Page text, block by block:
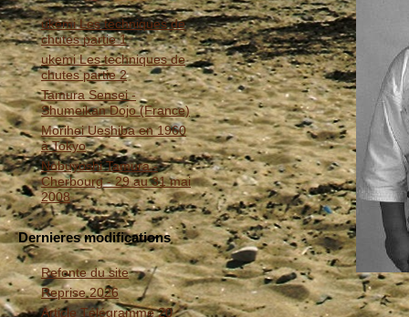
ukemi Les techniques de
chutes partie 1
ukemi Les techniques de
chutes partie 2
Tamura Sensei -
Shumeikan Dojo (France)
Morihei Ueshiba en 1960
à Tokyo
Nobuyoshi Tamura -
Cherbourg - 29 au 31 mai
2008
Dernieres modifications
Refonte du site
Reprise 2026
Article Télégramme 20